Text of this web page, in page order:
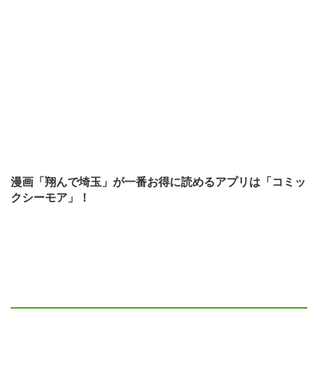
漫画「翔んで埼玉」が一番お得に読めるアプリは「コミッ
クシーモア」！